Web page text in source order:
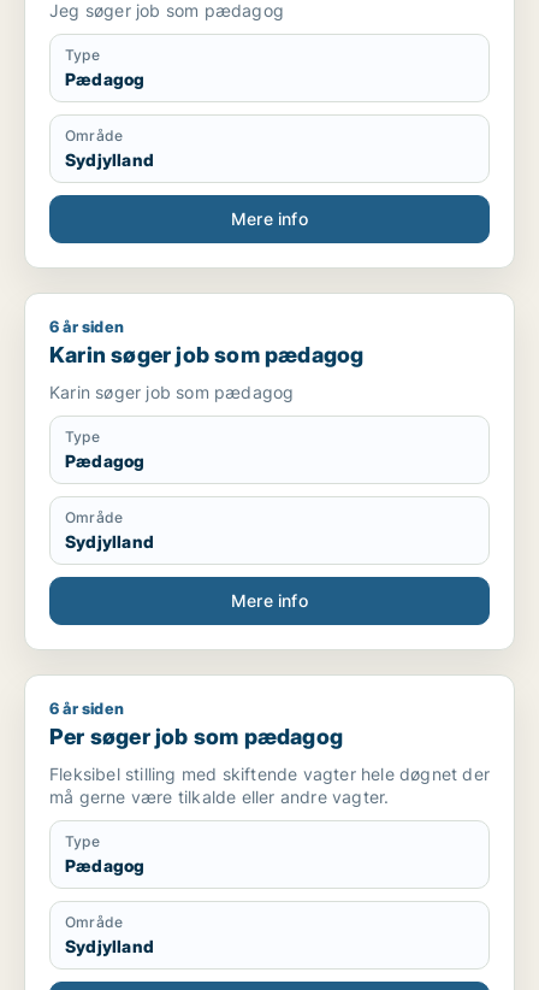
Jeg søger job som pædagog
Type
Pædagog
Område
Sydjylland
Mere info
Karin søger job som pædagog
6 år siden
Karin søger job som pædagog
Karin søger job som pædagog
Type
Pædagog
Område
Sydjylland
Mere info
Per søger job som pædagog
6 år siden
Per søger job som pædagog
Fleksibel stilling med skiftende vagter hele døgnet der
må gerne være tilkalde eller andre vagter.
Type
Pædagog
Område
Sydjylland